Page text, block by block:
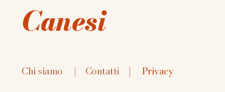
Canesi
Chi siamo | Contatti | Privacy